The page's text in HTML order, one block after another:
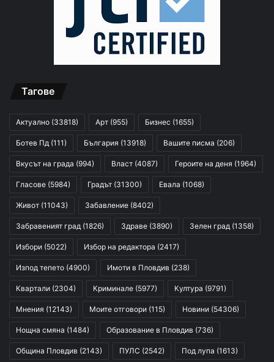
Тагове
Актуално (33818) Арт (955) Бизнес (1655)
Ботев Пд (111) България (13918) Вашите писма (206)
Вкусът на града (994) Власт (4087) Героите на деня (1964)
Гласове (5984) Градът (31300) Евала (1068)
Живот (11043) Забавление (8402)
Забравеният град (1826) Здраве (3890) Зелен град (1358)
Избори (5022) Избор на редактора (2417)
Изпод тепето (4900) Имоти в Пловдив (238)
Квартали (2304) Криминале (5977) Култура (9791)
Мнения (12143) Моите отговори (115) Новини (54306)
Нощна смяна (1484) Образование в Пловдив (736)
Община Пловдив (2143) ПУЛС (2542) Под лупа (1613)